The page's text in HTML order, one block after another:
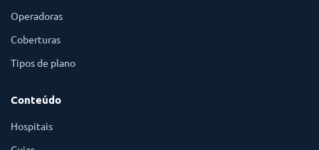
Operadoras
Coberturas
Tipos de plano
Conteúdo
Hospitais